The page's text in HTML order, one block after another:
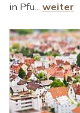
in Pfu... weiter